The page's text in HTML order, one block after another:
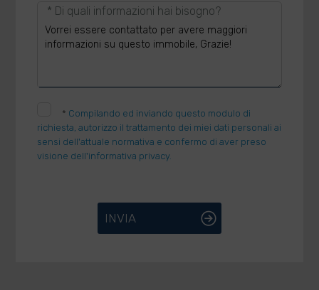
* Di quali informazioni hai bisogno?
* Compilando ed inviando questo modulo di
richiesta, autorizzo il trattamento dei miei dati personali ai
sensi dell'attuale normativa e confermo di aver preso
visione dell'informativa privacy.
INVIA